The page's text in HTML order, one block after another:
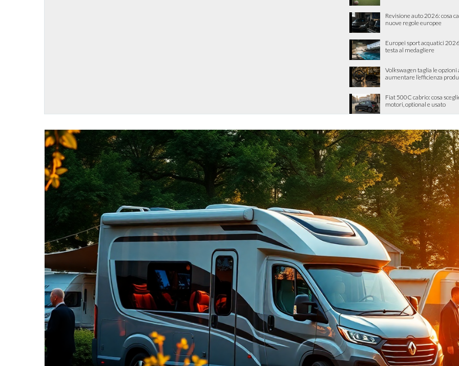
Revisione auto 2026: cosa
nuove regole europee
Europei sport acquatici
testa al medagliere
Volkswagen taglia le opzioni
aumentare l’efficienza
Fiat 500C cabrio: cosa
motori, optional e usato